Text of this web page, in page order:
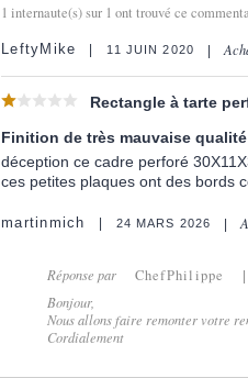
1 internaute(s) sur 1 ont trouvé ce
LeftyMike 11 JUIN 2020
Rectangle à tarte
Finition de très mauvaise qualité
déception ce cadre perforé
ces petites plaques ont des bords
martinmich 24 MARS 2026
Réponse par ChefPhilippe
Bonjour,
Nous allons faire remonter votre
Cordialement